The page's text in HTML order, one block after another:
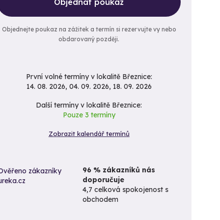
Objednat poukaz
Objednejte poukaz na zážitek a termín si rezervujte vy nebo
obdarovaný později.
První volné termíny v lokalitě Březnice:
14. 08. 2026, 04. 09. 2026, 18. 09. 2026
Další termíny v lokalitě Březnice:
Pouze 3 termíny
Zobrazit kalendář termínů
96 % zákazníků nás
doporučuje
4,7 celková spokojenost s
obchodem